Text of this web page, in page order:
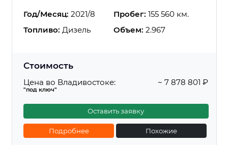
Год/Месяц: 2021/8 Пробег: 155 560 км.
Топливо: Дизель Объем: 2.967
Стоимость
Цена во Владивостоке:
"под ключ"
~ 7 878 801 ₽
Оставить заявку
Подробнее Похожие